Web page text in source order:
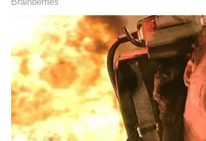
கார்த்தி, திரிஷா,
பெரிய நட்சத்திர
ரோல்களில் நடிக்க
பிரகாஷ்ராஜ், பிரபு
வேடங்களில் நடித்துள்ளனர்.